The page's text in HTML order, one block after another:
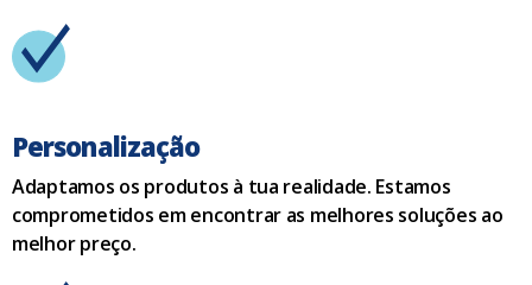
Personalização
Adaptamos os produtos à tua realidade. Estamos
comprometidos em encontrar as melhores soluções ao
melhor preço.